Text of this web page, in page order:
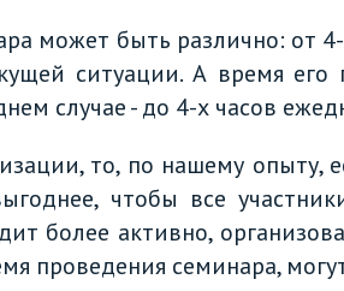
может быть различно: от
ситуации. А время его
случае - до 4-х часов
то, по нашему опыту,
чтобы все
более активно,
проведения семинара,